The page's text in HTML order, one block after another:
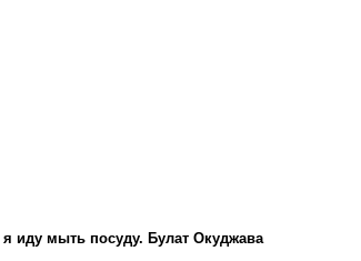
иду мыть посуду. Булат Окуджава